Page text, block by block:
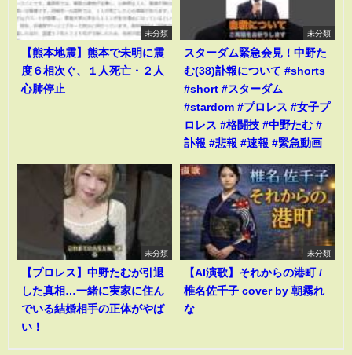
未分類
【熊本地震】熊本で未明に震
度６相次ぐ、１人死亡・２人
心肺停止
未分類
スターダム緊急会見！中野た
む(38)訃報について #shorts
#short #スターダム
#stardom #プロレス #女子プ
ロレス #格闘技 #中野たむ #
訃報 #悲報 #速報 #緊急動画
未分類
【プロレス】中野たむが引退
した真相…一緒に実家に住ん
でいる結婚相手の正体がやば
い！
未分類
【AI演歌】それからの港町 /
椎名佐千子 cover by 朝霧れ
な